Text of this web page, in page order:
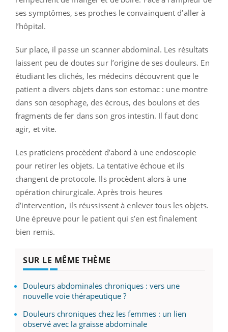
ses symptômes, ses proches le convainquent d’aller à
l’hôpital.
Sur place, il passe un scanner abdominal. Les résultats
laissent peu de doutes sur l’origine de ses douleurs. En
étudiant les clichés, les médecins découvrent que le
patient a divers objets dans son estomac : une montre
dans son œsophage, des écrous, des boulons et des
fragments de fer dans son gros intestin. Il faut donc
agir, et vite.
Les praticiens procèdent d’abord à une endoscopie
pour retirer les objets. La tentative échoue et ils
changent de protocole. Ils procèdent alors à une
opération chirurgicale. Après trois heures
d’intervention, ils réussissent à enlever tous les objets.
Une épreuve pour le patient qui s’en est finalement
bien remis.
SUR LE MÊME THÈME
Douleurs abdominales chroniques : vers une
nouvelle voie thérapeutique ?
Douleurs chroniques chez les femmes : un lien
observé avec la graisse abdominale